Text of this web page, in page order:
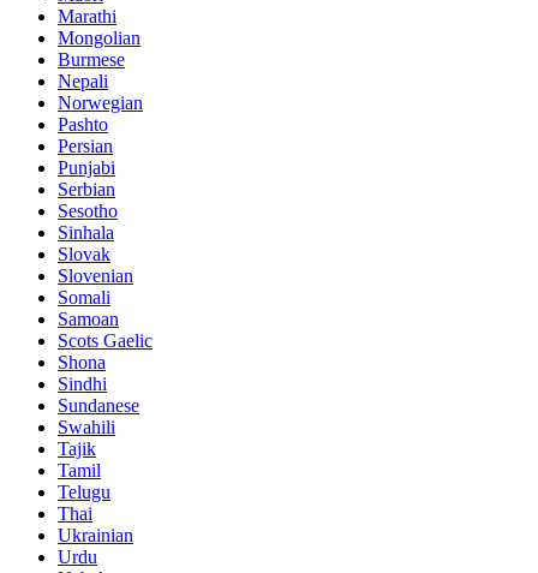
Marathi
Mongolian
Burmese
Nepali
Norwegian
Pashto
Persian
Punjabi
Serbian
Sesotho
Sinhala
Slovak
Slovenian
Somali
Samoan
Scots Gaelic
Shona
Sindhi
Sundanese
Swahili
Tajik
Tamil
Telugu
Thai
Ukrainian
Urdu